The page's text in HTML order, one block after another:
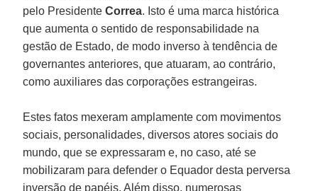
pelo PresidenteCorrea. Isto é uma marca histórica
que aumenta o sentido de responsabilidade na
gestão de Estado, de modo inverso à tendência de
governantes anteriores, que atuaram, ao contrário,
como auxiliares das corporações estrangeiras.
Estes fatos mexeram amplamente com movimentos
sociais, personalidades, diversos atores sociais do
mundo, que se expressaram e, no caso, até se
mobilizaram para defender o Equador desta perversa
inversão de papéis. Além disso, numerosas